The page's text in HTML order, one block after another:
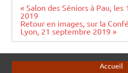
Navigation
de
l’article
« Salon des Séniors à Pau,
2019
Retour en images, sur la
Lyon, 21 septembre 2019 »
Accueil